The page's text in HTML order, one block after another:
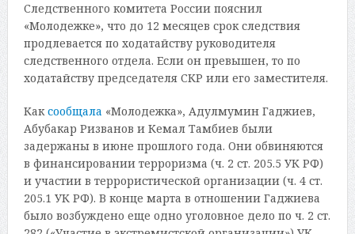
Следственного комитета России пояснил
«Молодежке», что до 12 месяцев срок следствия
продлевается по ходатайству руководителя
следственного отдела. Если он превышен, то по
ходатайству председателя СКР или его заместителя.
Каксообщала «Молодежка», Адулмумин Гаджиев,
Абубакар Ризванов и Кемал Тамбиев были
задержаны в июне прошлого года. Они обвиняются
в финансировании терроризма (ч. 2 ст. 205.5 УК РФ)
и участии в террористической организации (ч. 4 ст.
205.1 УК РФ). В конце марта в отношении Гаджиева
было возбуждено еще одно уголовное дело по ч. 2 ст.